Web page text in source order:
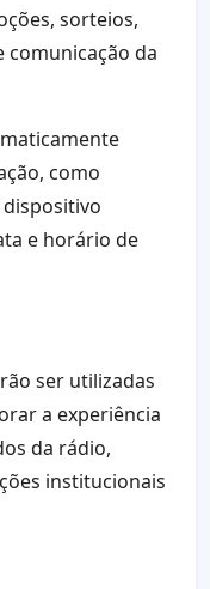
sorteios,
comunicação da
como
dispositivo
e horário de
ser utilizadas
a experiência
da rádio,
institucionais